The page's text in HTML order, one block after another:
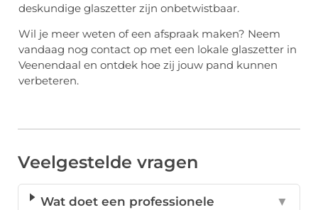
deskundige glaszetter zijn onbetwistbaar.
Wil je meer weten of een afspraak maken? Neem
vandaag nog contact op met een lokale glaszetter in
Veenendaal en ontdek hoe zij jouw pand kunnen
verbeteren.
Veelgestelde vragen
Wat doet een professionele
▼